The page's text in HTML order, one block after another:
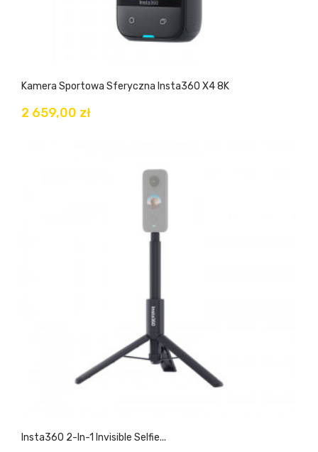
Kamera Sportowa Sferyczna Insta360 X4 8K
2 659,00 zł
Insta360 2-In-1 Invisible Selfie...